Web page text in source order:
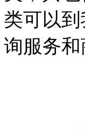
类可以
询服务